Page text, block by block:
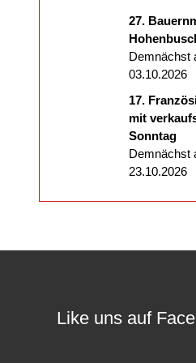
27.
Demnächst
03.10.2026
17.
mit
Sonntag
Demnächst
23.10.2026
Like uns auf